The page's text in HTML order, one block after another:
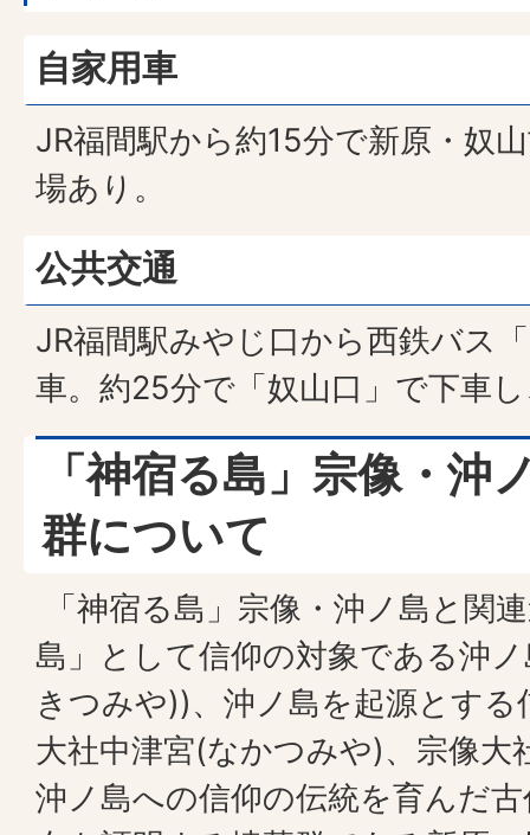
自家用車
JR福間駅から約15分で新原・奴
場あり。
公共交通
JR福間駅みやじ口から西鉄バス
車。約25分で「奴山口」で下車
「神宿る島」宗像・沖
群について
「神宿る島」宗像・沖ノ島と関
島」として信仰の対象である沖
きつみや))、沖ノ島を起源とす
大社中津宮(なかつみや)、宗像大
沖ノ島への信仰の伝統を育んだ